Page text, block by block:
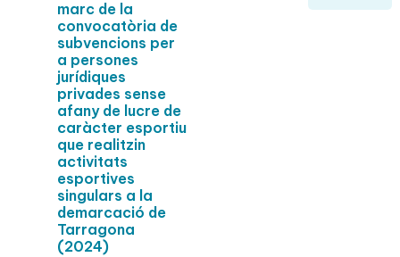
marc de la
convocatòria de
subvencions per
a persones
jurídiques
privades sense
afany de lucre de
caràcter esportiu
que realitzin
activitats
esportives
singulars a la
demarcació de
Tarragona
(2024)